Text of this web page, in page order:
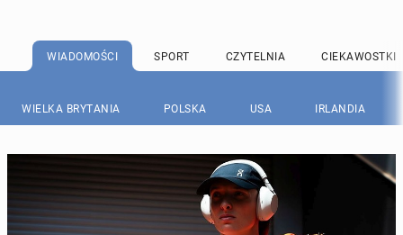
WIADOMOŚCI SPORT CZYTELNIA CIEKAWOSTKI
WIELKA BRYTANIA POLSKA USA IRLANDIA